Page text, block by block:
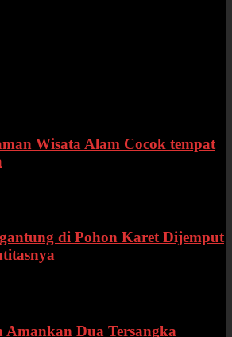
Wisata Alam Cocok tempat
di Pohon Karet Dijemput
Amankan Dua Tersangka